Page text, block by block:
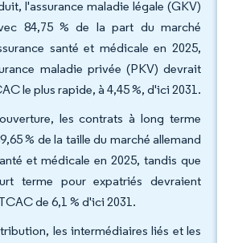
l'assurance maladie légale (GKV)
84,75 % de la part du marché
santé et médicale en 2025,
maladie privée (PKV) devrait
le plus rapide, à 4,45 %, d'ici 2031.
les contrats à long terme
% de la taille du marché allemand
et médicale en 2025, tandis que
terme pour expatriés devraient
de 6,1 % d'ici 2031.
les intermédiaires liés et les